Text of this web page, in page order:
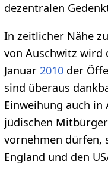
dezentralen
In zeitlicher Nähe
von Auschwitz wird
Januar 2010der
sind überaus
Einweihung auch in
jüdischen
vornehmen dürfen,
England und den